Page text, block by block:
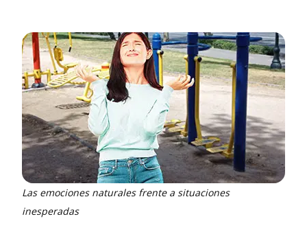
Las emociones naturales frente a situaciones
inesperadas